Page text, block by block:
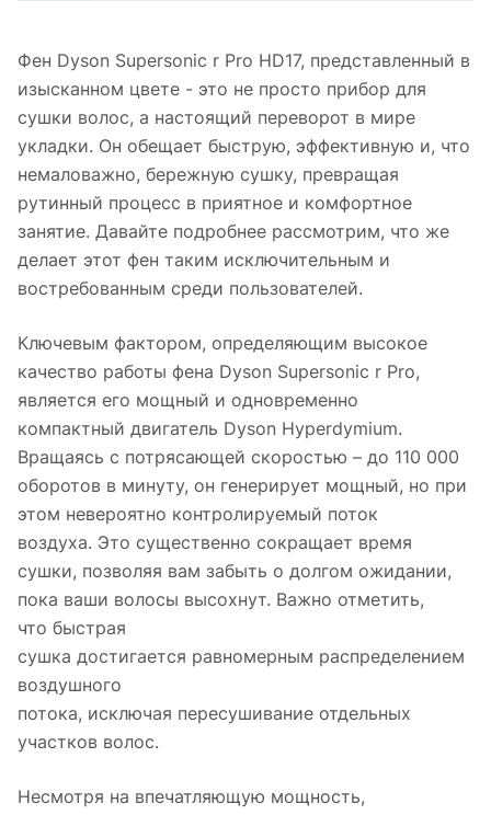
Фен Dyson Supersonic r Pro HD17, представленный в
изысканном цвете - это не просто прибор для
сушки волос, а настоящий переворот в мире
укладки. Он обещает быструю, эффективную и, что
немаловажно, бережную сушку, превращая
рутинный процесс в приятное и комфортное
занятие. Давайте подробнее рассмотрим, что же
делает этот фен таким исключительным и
востребованным среди пользователей.
Ключевым фактором, определяющим высокое
качество работы фена Dyson Supersonic r Pro,
является его мощный и одновременно
компактный двигатель Dyson Hyperdymium.
Вращаясь с потрясающей скоростью – до 110 000
оборотов в минуту, он генерирует мощный, но при
этом невероятно контролируемый поток
воздуха. Это существенно сокращает время
сушки, позволяя вам забыть о долгом ожидании,
пока ваши волосы высохнут. Важно отметить,
что быстрая
сушка достигается равномерным распределением
воздушного
потока, исключая пересушивание отдельных
участков волос.
Несмотря на впечатляющую мощность,